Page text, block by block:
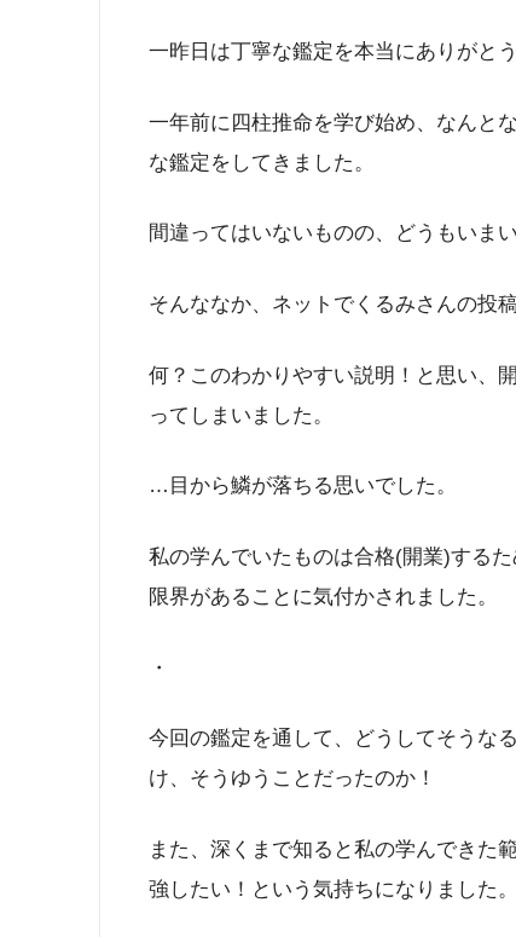
一昨日は丁寧な鑑定を本当にありがと
一年前に四柱推命を学び始め、なんと
な鑑定をしてきました。
間違ってはいないものの、どうもいま
そんななか、ネットでくるみさんの投
何？このわかりやすい説明！と思い、
ってしまいました。
…目から鱗が落ちる思いでした。
私の学んでいたものは合格(開業)する
限界があることに気付かされました。
・
今回の鑑定を通して、どうしてそうな
け、そうゆうことだったのか！
また、深くまで知ると私の学んできた
強したい！という気持ちになりました。